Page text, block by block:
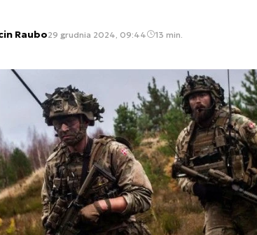
Raubo29 grudnia 2024, 09:44 13 min.